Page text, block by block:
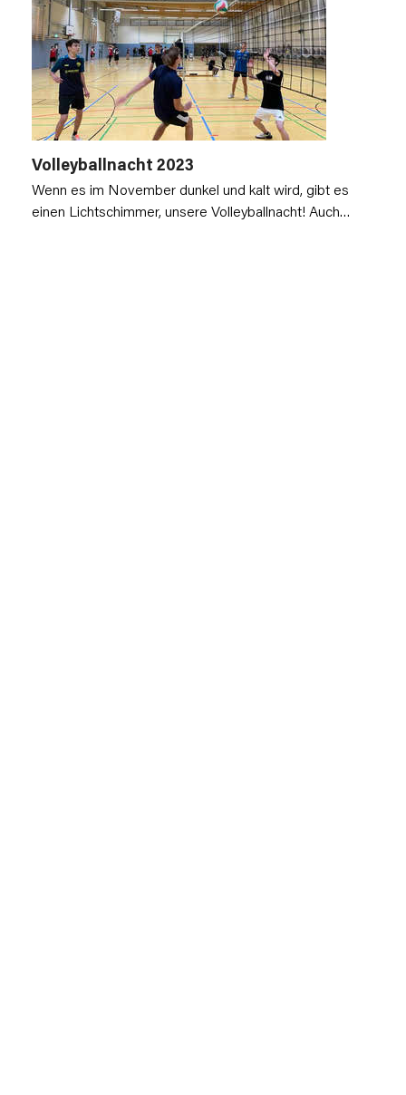
Volleyballnacht 2023
Wenn es im November dunkel und kalt wird, gibt es
einen Lichtschimmer, unsere Volleyballnacht! Auch…